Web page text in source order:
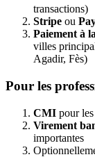
transactions)
Stripe ou
Paiement à
villes
Agadir, Fès)
Pour les
CMI pour
Virement
importantes